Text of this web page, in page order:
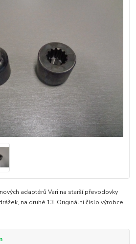
adaptérů Vari na starší převodovky
na druhé 13. Originální číslo výrobce